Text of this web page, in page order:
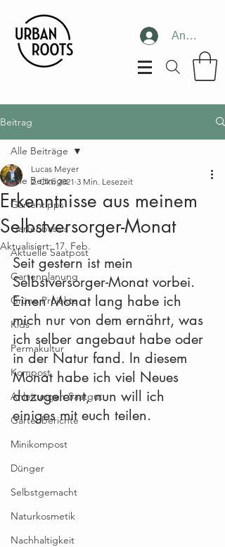
Anmelden
Beitrag
Alle Beiträge
Gartentipps
Gartenbasics
Aktuelle Saatpost
Gartenplanung
Grüne Projekte
Kids
Permakultur
Kompost
Anleitungen Saatgut
Gartenberichte
Minikompost
Dünger
Selbstgemacht
Naturkosmetik
Nachhaltigkeit
Alle Beiträge
Erkenntnisse aus meinem
Selbstversorger-Monat
Lucas Meyer
2. Okt. 2021 3 Min. Lesezeit
Aktualisiert:17. Feb.
Seit gestern ist mein
Selbstversorger-Monat vorbei.
Einen Monat lang habe ich
mich nur von dem ernährt, was
ich selber angebaut habe oder
in der Natur fand. In diesem
Monat habe ich viel Neues
dazugelernt, nun will ich
einiges mit euch teilen.